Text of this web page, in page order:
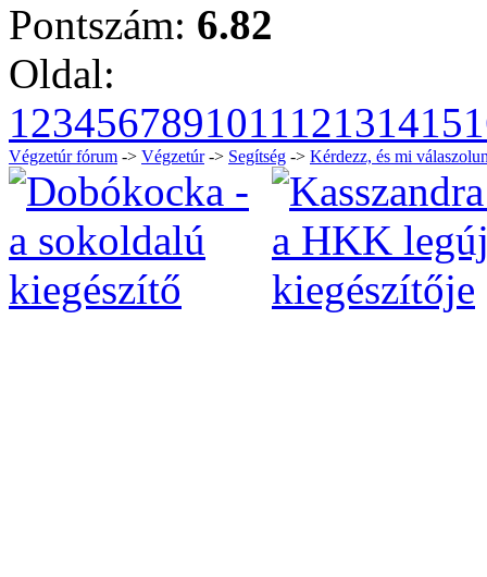
Pontszám: 6.82
Oldal:
123456789101112131415
Végzetúr fórum -> Végzetúr-> Segítség -> Kérdezz, és mi